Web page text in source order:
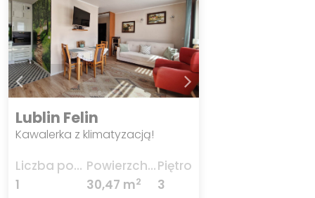
Lublin Felin
Kawalerka z klimatyzacją!
Liczba pokoi
1
Powierzchnia
30,47 m2
Piętro
3